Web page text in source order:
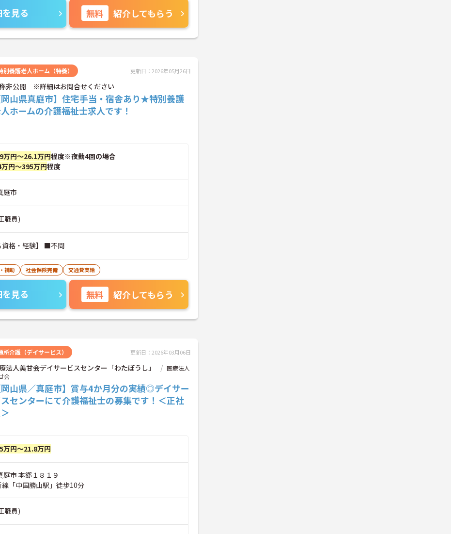
見る 無料 紹介してもらう
別養護老人ホーム（特養） 更新日：2026年05月26日
非公開 ※詳細はお問合せください
岡山県真庭市】住宅手当・宿舎あり★特別養護
ホームの介護福祉士求人です！
万円～26.1万円程度※夜勤4回の場合
円～395万円程度
庭市
職員)
資格・経験】 ■不問
補助 社会保険完備 交通費支給
見る 無料 紹介してもらう
所介護（デイサービス） 更新日：2026年03月06日
法人美甘会デイサービスセンター「わたぼうし」
医療法人
会
岡山県／真庭市】賞与4か月分の実績◎デイサー
センターにて介護福祉士の募集です！＜正社
万円～21.8万円
庭市 本郷１８１９
線「中国勝山駅」徒歩10分
職員)